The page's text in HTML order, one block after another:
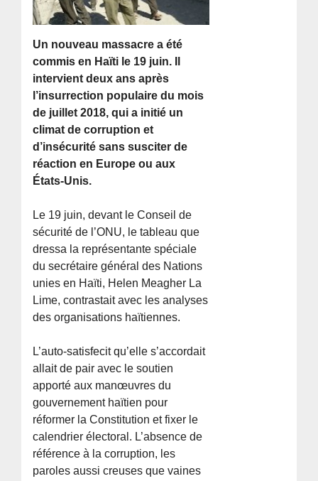
Un nouveau massacre a été
commis en Haïti le 19 juin. Il
intervient deux ans après
l’insurrection populaire du mois
de juillet 2018, qui a initié un
climat de corruption et
d’insécurité sans susciter de
réaction en Europe ou aux
États-Unis.
Le 19 juin, devant le Conseil de
sécurité de l’ONU, le tableau que
dressa la représentante spéciale
du secrétaire général des Nations
unies en Haïti, Helen Meagher La
Lime, contrastait avec les analyses
des organisations haïtiennes.
L’auto-satisfecit qu’elle s’accordait
allait de pair avec le soutien
apporté aux manœuvres du
gouvernement haïtien pour
réformer la Constitution et fixer le
calendrier électoral. L’absence de
référence à la corruption, les
paroles aussi creuses que vaines